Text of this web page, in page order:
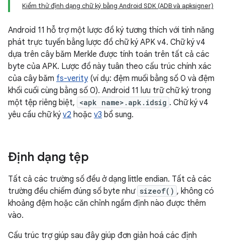
Kiểm thử định dạng chữ ký bằng Android SDK (ADB và apksigner)
Android 11 hỗ trợ một lược đồ ký tương thích với tính năng
phát trực tuyến bằng lược đồ chữ ký APK v4. Chữ ký v4
dựa trên cây băm Merkle được tính toán trên tất cả các
byte của APK. Lược đồ này tuân theo cấu trúc chính xác
của cây băm fs-verity(ví dụ: đệm muối bằng số 0 và đệm
khối cuối cùng bằng số 0). Android 11 lưu trữ chữ ký trong
một tệp riêng biệt, <apk name>.apk.idsig . Chữ ký v4
yêu cầu chữ kýv2 hoặc v3 bổ sung.
Định dạng tệp
Tất cả các trường số đều ở dạng little endian. Tất cả các
trường đều chiếm đúng số byte như sizeof() , không có
khoảng đệm hoặc căn chỉnh ngầm định nào được thêm
vào.
Cấu trúc trợ giúp sau đây giúp đơn giản hoá các định